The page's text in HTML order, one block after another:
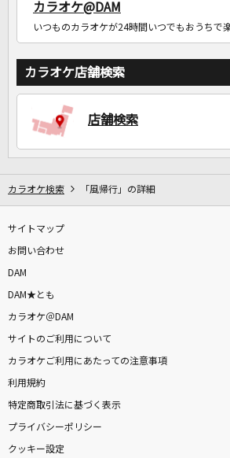
カラオケ@DAM
いつものカラオケが24時間いつでもおうちで
カラオケ店舗検索
店舗検索
カラオケ検索 「風帰行」の詳細
サイトマップ
お問い合わせ
DAM
DAM★とも
カラオケ＠DAM
サイトのご利用について
カラオケご利用にあたっての注意事項
利用規約
特定商取引法に基づく表示
プライバシーポリシー
クッキー設定